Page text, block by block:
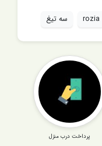
rozia سه تیغ
پرداخت درب منزل